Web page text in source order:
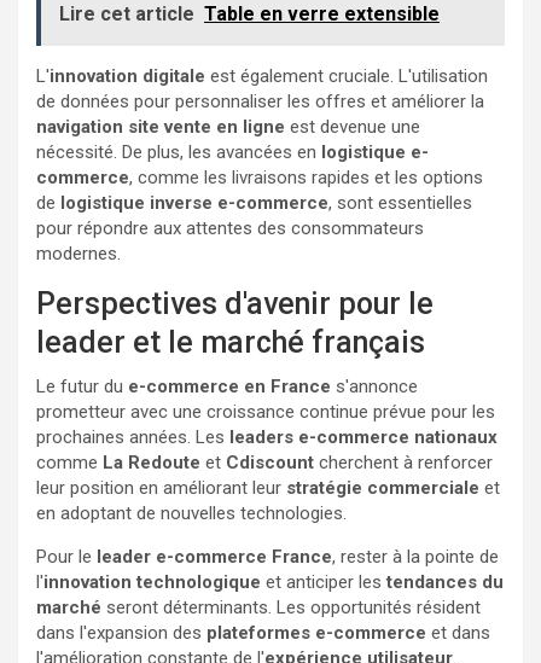
Lire cet article Table en verre extensible
L'innovation digitale est également cruciale. L'utilisation
de données pour personnaliser les offres et améliorer la
navigation site vente en ligne est devenue une
nécessité. De plus, les avancées en logistique e-
commerce, comme les livraisons rapides et les options
de logistique inverse e-commerce, sont essentielles
pour répondre aux attentes des consommateurs
modernes.
Perspectives d'avenir pour le
leader et le marché français
Le futur du e-commerce en France s'annonce
prometteur avec une croissance continue prévue pour les
prochaines années. Les leaders e-commerce nationaux
comme La Redoute et Cdiscount cherchent à renforcer
leur position en améliorant leur stratégie commerciale et
en adoptant de nouvelles technologies.
Pour le leader e-commerce France, rester à la pointe de
l'innovation technologique et anticiper lestendances du
marché seront déterminants. Les opportunités résident
dans l'expansion des plateformes e-commerce et dans
l'amélioration constante de l'expérience utilisateur.